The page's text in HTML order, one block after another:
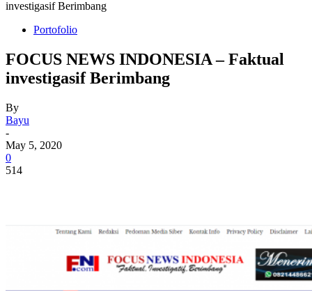
investigasif Berimbang
Portofolio
FOCUS NEWS INDONESIA – Faktual
investigasif Berimbang
By
Bayu
-
May 5, 2020
0
514